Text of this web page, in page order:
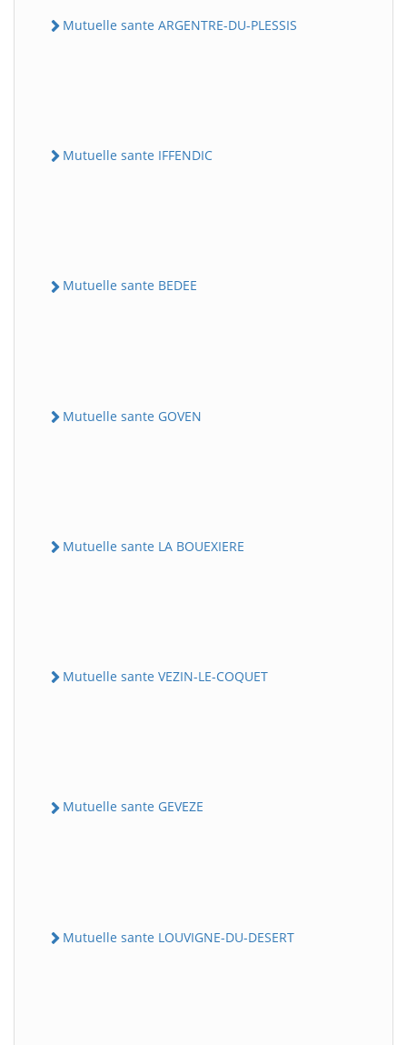
Mutuelle sante ARGENTRE-DU-PLESSIS
Mutuelle sante IFFENDIC
Mutuelle sante BEDEE
Mutuelle sante GOVEN
Mutuelle sante LA BOUEXIERE
Mutuelle sante VEZIN-LE-COQUET
Mutuelle sante GEVEZE
Mutuelle sante LOUVIGNE-DU-DESERT